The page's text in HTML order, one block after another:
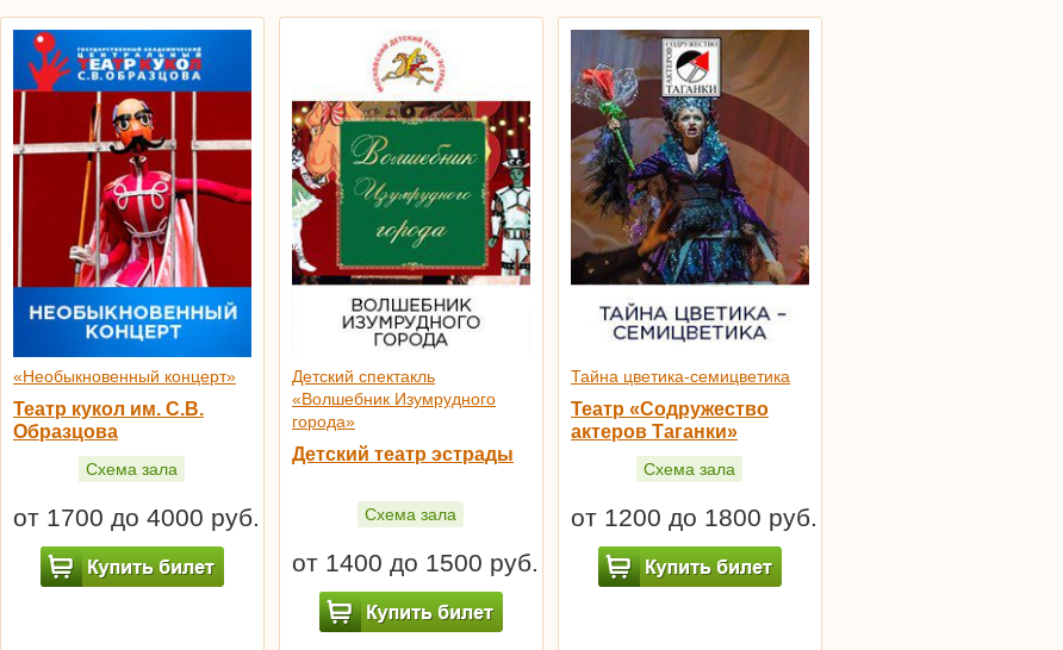
«Необыкновенный концерт»
Театр кукол им. С.В.
Образцова
Схема зала
от 1700 до 4000 руб.
Детский спектакль
«Волшебник Изумрудного
города»
Детский театр эстрады
Схема зала
от 1400 до 1500 руб.
Тайна цветика-семицветика
Театр «Содружество
актеров Таганки»
Схема зала
от 1200 до 1800 руб.